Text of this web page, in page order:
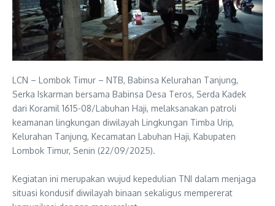
LCN – Lombok Timur – NTB, Babinsa Kelurahan Tanjung,
Serka Iskarman bersama Babinsa Desa Teros, Serda Kadek
dari Koramil 1615-08/Labuhan Haji, melaksanakan patroli
keamanan lingkungan diwilayah Lingkungan Timba Urip,
Kelurahan Tanjung, Kecamatan Labuhan Haji, Kabupaten
Lombok Timur, Senin (22/09/2025).
‎Kegiatan ini merupakan wujud kepedulian TNI dalam menjaga
situasi kondusif diwilayah binaan sekaligus mempererat